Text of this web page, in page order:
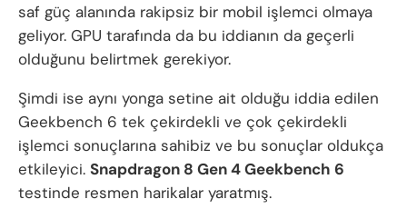
saf güç alanında rakipsiz bir mobil işlemci olmaya
geliyor. GPU tarafında da bu iddianın da geçerli
olduğunu belirtmek gerekiyor.
Şimdi ise aynı yonga setine ait olduğu iddia edilen
Geekbench 6 tek çekirdekli ve çok çekirdekli
işlemci sonuçlarına sahibiz ve bu sonuçlar oldukça
etkileyici. Snapdragon 8 Gen 4 Geekbench 6
testinde resmen harikalar yaratmış.